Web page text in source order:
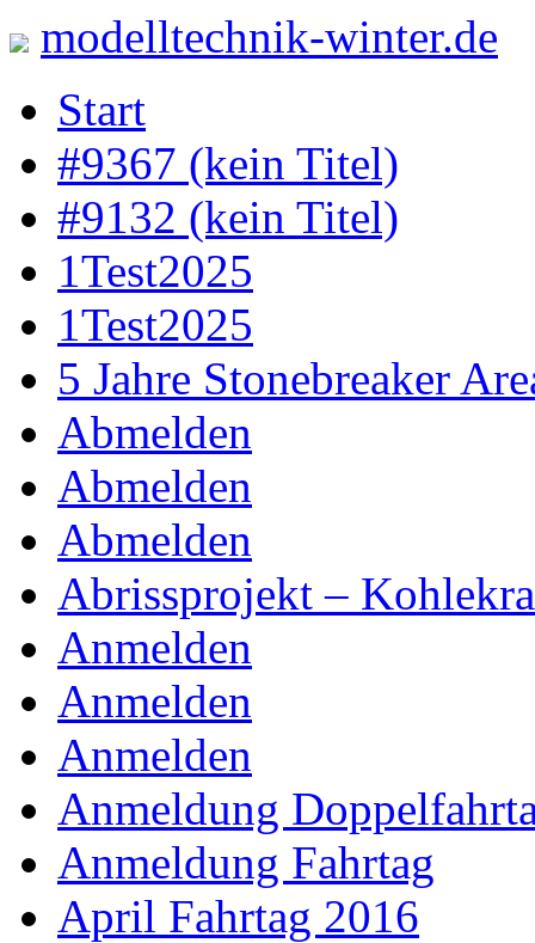
modelltechnik-winter.de
to
contentStart
#9367 (kein Titel)
#9132 (kein Titel)
1Test2025
1Test2025
5 Jahre Stonebreaker
Abmelden
Abmelden
Abmelden
Abrissprojekt –
Anmelden
Anmelden
Anmelden
Anmeldung
Anmeldung Fahrtag
April Fahrtag 2016